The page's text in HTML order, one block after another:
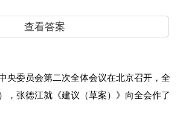
查看答案
央委员会第二次全体会议在北京召开，全
张德江就《建议（草案）》向全会作了